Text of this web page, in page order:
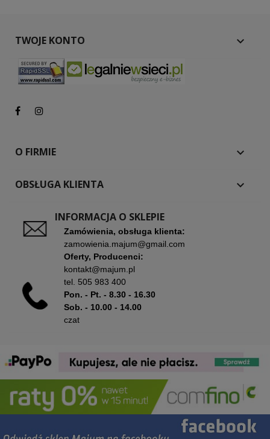
TWOJE KONTO 
O FIRMIE 
OBSŁUGA KLIENTA 
INFORMACJA O SKLEPIE
Zamówienia, obsługa klienta:
zamowienia.majum@gmail.com
Oferty, Producenci:
kontakt@majum.pl
tel. 505 983 400
Pon. - Pt. - 8.30 - 16.30
Sob. - 10.00 - 14.00
czat